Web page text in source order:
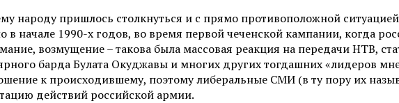
народу пришлось столкнуться и с прямо противоположной
в начале 1990-х годов, во время первой чеченской кампании, когда
возмущение – такова была массовая реакция на передачи НТВ,
барда Булата Окуджавы и многих других тогдашних «лидеров
к происходившему, поэтому либеральные СМИ (в ту пору их
действий российской армии.